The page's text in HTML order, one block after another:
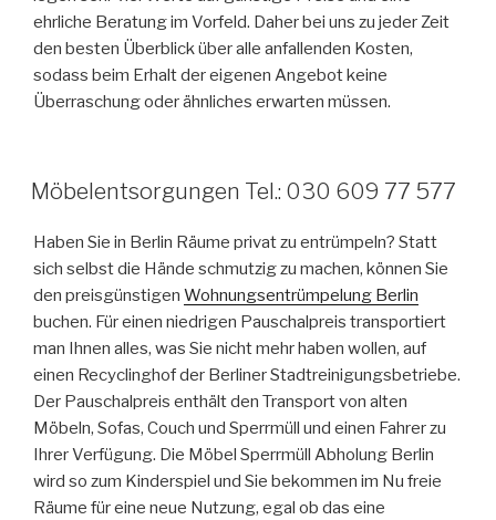
ehrliche Beratung im Vorfeld. Daher bei uns zu jeder Zeit
den besten Überblick über alle anfallenden Kosten,
sodass beim Erhalt der eigenen Angebot keine
Überraschung oder ähnliches erwarten müssen.
VERÖFFENTLICHT
AM
Möbelentsorgungen Tel.: 030 609 77 577
Haben Sie in Berlin Räume privat zu entrümpeln? Statt
sich selbst die Hände schmutzig zu machen, können Sie
den preisgünstigen Wohnungsentrümpelung Berlin
buchen. Für einen niedrigen Pauschalpreis transportiert
man Ihnen alles, was Sie nicht mehr haben wollen, auf
einen Recyclinghof der Berliner Stadtreinigungsbetriebe.
Der Pauschalpreis enthält den Transport von alten
Möbeln, Sofas, Couch und Sperrmüll und einen Fahrer zu
Ihrer Verfügung. Die Möbel Sperrmüll Abholung Berlin
wird so zum Kinderspiel und Sie bekommen im Nu freie
Räume für eine neue Nutzung, egal ob das eine